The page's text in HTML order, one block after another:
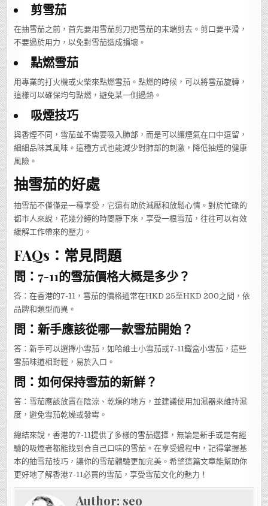
剪雪茄
在抽雪茄之前，首先要用雪茄剪刀把雪茄的末端剪去。剪口要平滑，
不要過於用力，以免對雪茄造成損壞。
點燃雪茄
用專業的打火機或火柴來點燃雪茄。點燃的時候，可以將雪茄旋轉，
這樣可以確保均勻點燃，避免某一側過熱。
吸煙技巧
與香煙不同，雪茄並不需要吸入肺部，而是可以讓煙氣在口中逗留，
細細品味其風味。這種方式也能減少對肺部的刺激，降低抽煙的健康
風險。
抽雪茄的好處
抽雪茄不僅僅是一種享受，它還有助於減壓和放鬆心情。對於忙碌的
都市人來說，花幾分鐘的時間靜下來，享受一根雪茄，往往可以有效
緩解工作帶來的壓力。
FAQs：常見問題
問：7-11的雪茄價格大概是多少？
答：在香港的7-11，雪茄的價格通常在HKD 25至HKD 200之間，依
品牌和類型而異。
問：新手應該從哪一款雪茄開始？
答：新手可以選擇小雪茄，如哈維士小雪茄或7-11鐵盒小雪茄，這些
雪茄味道相對輕，易於入口。
問：如何保持雪茄的新鮮？
答：雪茄應該放置在陰涼、乾燥的地方，並建議使用加濕器來維持濕
度，避免雪茄乾燥或發霉。
總結來說，香港的7-11提供了多樣的雪茄選擇，無論是新手或是有經
驗的吸煙者都能找到合自己口味的雪茄。在享受過程中，記得掌握基
本的抽雪茄技巧，讓你的雪茄體驗更加完美。希望這篇文章能幫助你
更好地了解香港7-11必買的雪茄，享受雪茄文化的魅力！
Author: seo